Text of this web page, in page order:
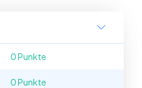
0 Punkte
0 Punkte